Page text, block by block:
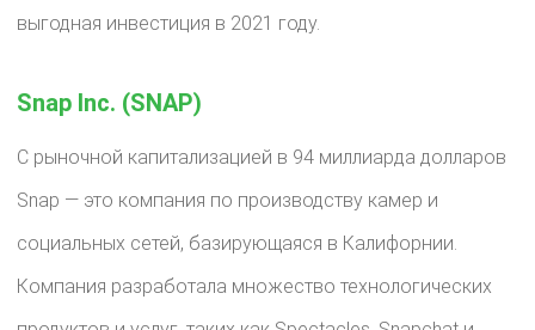
выгодная инвестиция в 2021 году.
Snap Inc. (SNAP)
С рыночной капитализацией в 94 миллиарда долларов
Snap — это компания по производству камер и
социальных сетей, базирующаяся в Калифорнии.
Компания разработала множество технологических